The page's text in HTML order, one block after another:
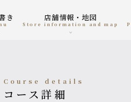
書き 店舗情報・地図
Store information and map
course details
コース詳細